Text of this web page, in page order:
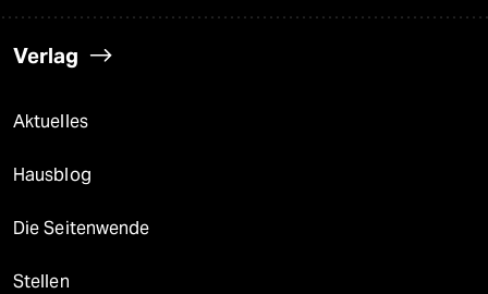
Verlag
Aktuelles
Hausblog
Die Seitenwende
Stellen